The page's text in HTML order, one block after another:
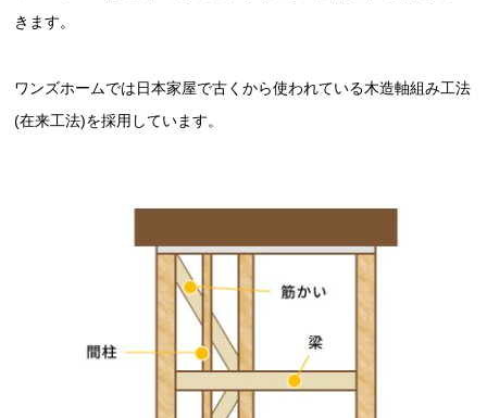
きます。
ワンズホームでは日本家屋で古くから使われている木造軸組み工法
(在来工法)を採用しています。